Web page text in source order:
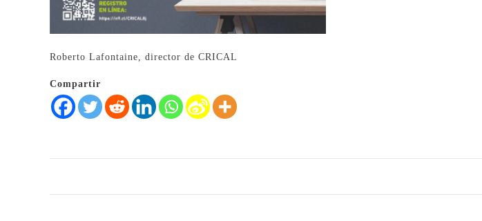
Roberto Lafontaine, director de CRICAL
Compartir